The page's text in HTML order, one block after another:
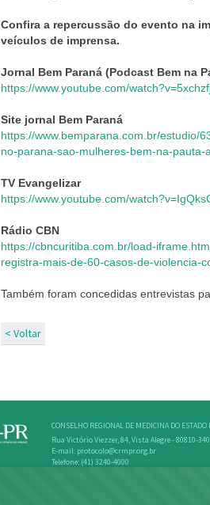
Confira a repercussão do evento na
veículos de imprensa.
Jornal Bem Paraná (Podcast Bem na
https://www.youtube.com/
Site jornal Bem Paran
https://www.bemparana.com.br/estudio/
no-parana-sao-mulheres-bem-na-
TV Evangelizar
https://www.youtube.com/
Rádio CBN
https://cbncuritiba.com.br/load-
registra-mais-de-60-casos-de-violencia-
Também foram concedidas entrevistas
< Voltar
CONSELHO REGIONAL DE MEDICINA DO ESTADO
Rua Victório Viezzer, 84, Vista Alegre - 80810-
E-mail: protocolo@crmpr.org.br
Telefone: (41) 3240-4000